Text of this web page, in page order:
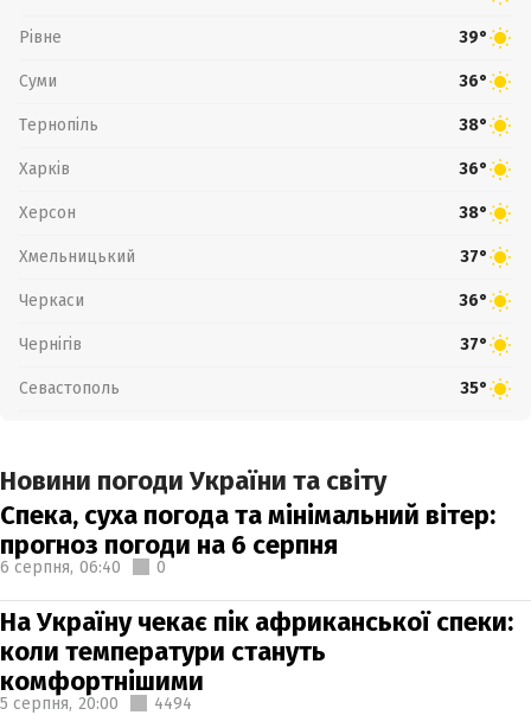
Рівне 39°
Суми 36°
Тернопіль 38°
Харків 36°
Херсон 38°
Хмельницький 37°
Черкаси 36°
Чернігів 37°
Севастополь 35°
Новини погоди України та світу
Спека, суха погода та мінімальний вітер:
прогноз погоди на 6 серпня
6 серпня, 06:40 0
На Україну чекає пік африканської спеки:
коли температури стануть
комфортнішими
5 серпня, 20:00 4494